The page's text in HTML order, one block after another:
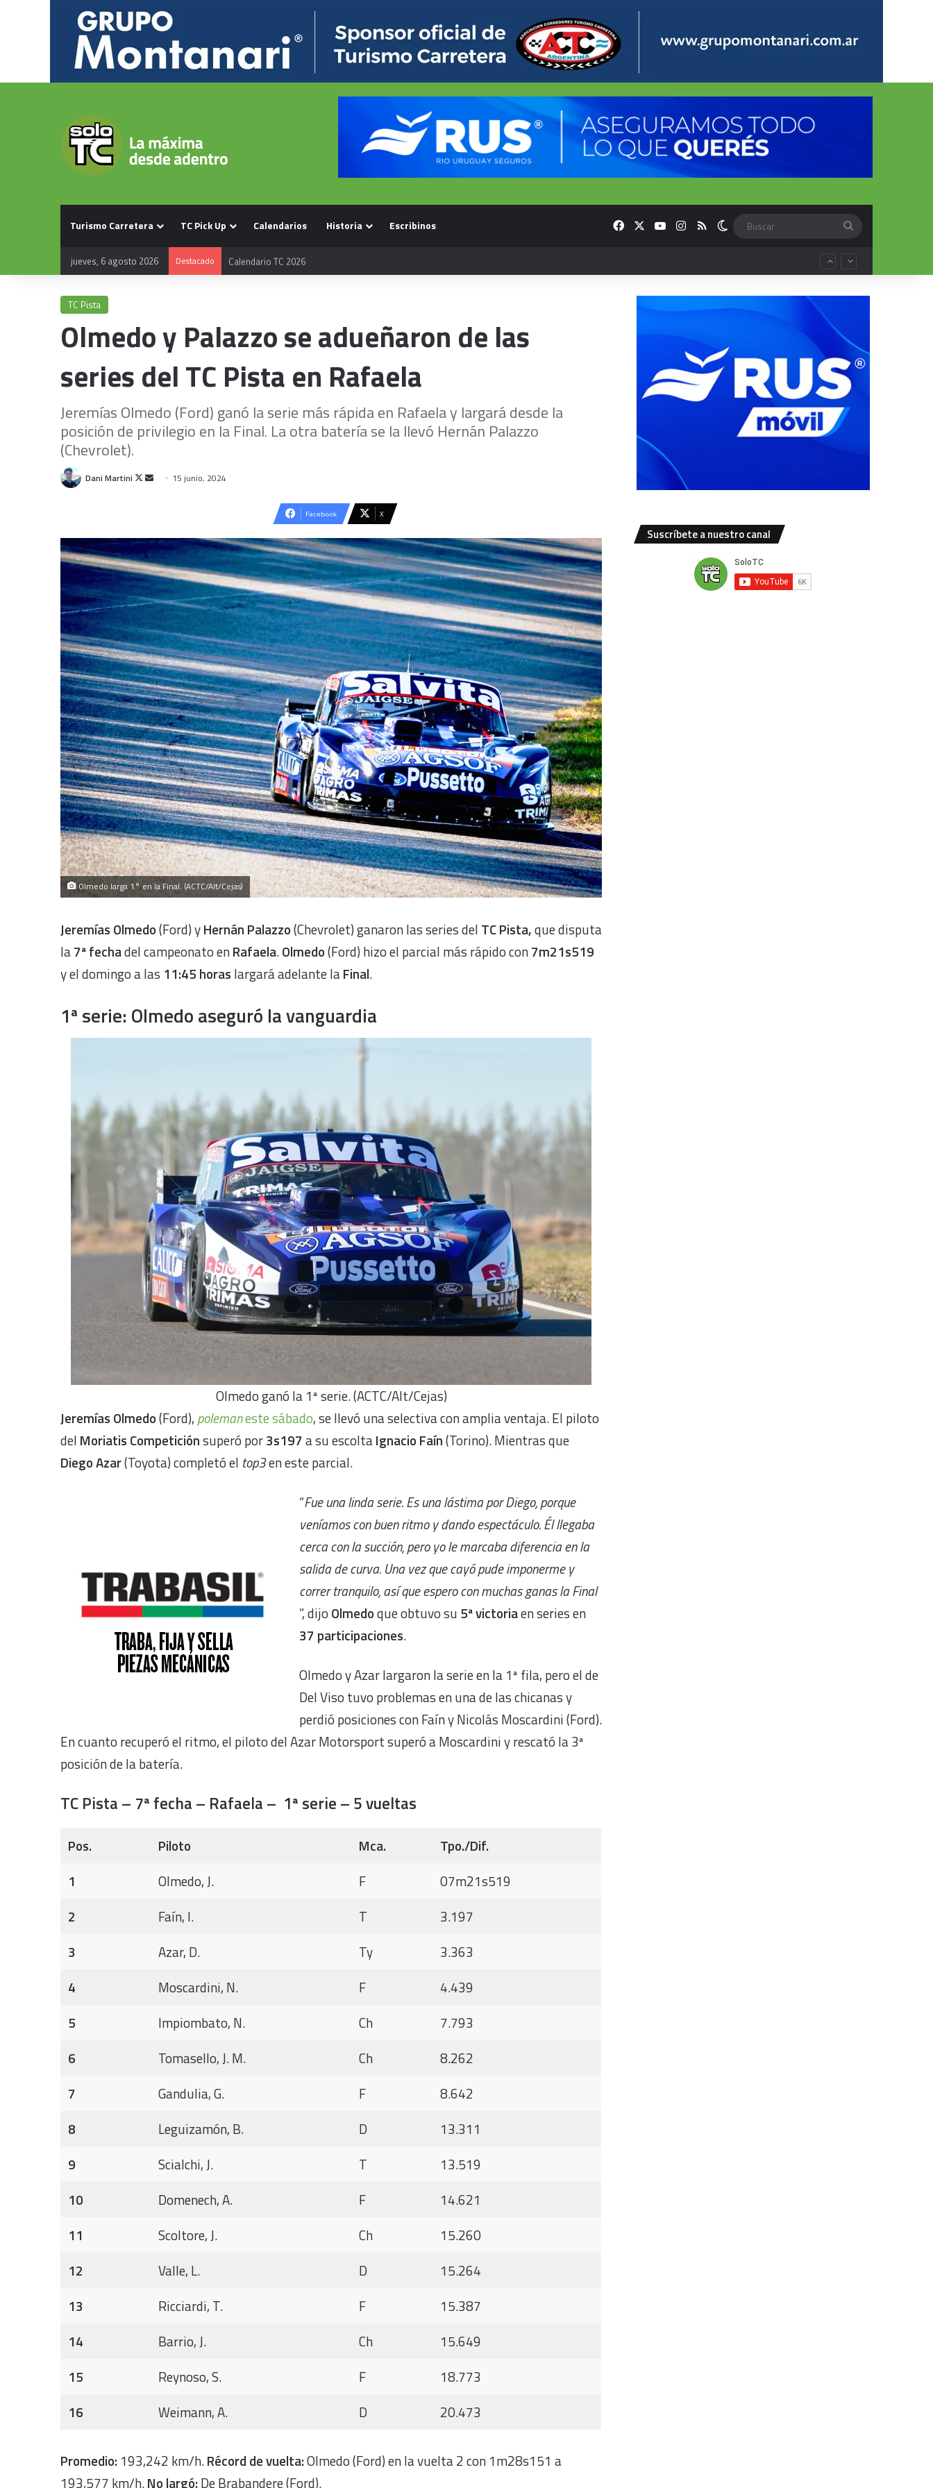
Turismo Carretera TC Pick Up Calendarios Historia Escribinos FacebookYouTubeInstagram
RSS Switch skin
jueves, 6 agosto 2026 Destacado Calendario TC 2026
TC Pista
Olmedo y Palazzo se adueñaron de las
series del TC Pista en Rafaela
Jeremías Olmedo (Ford) ganó la serie más rápida en Rafaela y largará desde la
posición de privilegio en la Final. La otra batería se la llevó Hernán Palazzo
(Chevrolet).
Dani Martini
Follow
Send 15 junio, 2024
Facebook X
Olmedo larga 1° en la Final. (ACTC/Alt/Cejas)
Jeremías Olmedo(Ford) yHernán Palazzo(Chevrolet) ganaron las series del TC Pista,que disputa
la7ª fechadel campeonato enRafaela.Olmedo(Ford) hizo el parcial más rápido con7m21s519
y el domingo a las 11:45 horas largará adelante laFinal.
1ª serie: Olmedo aseguró la vanguardia
Olmedo ganó la 1ª serie. (ACTC/Alt/Cejas)
Jeremías Olmedo(Ford), polemaneste sábado, se llevó una selectiva con amplia ventaja. El piloto
del Moriatis Competiciónsuperó por3s197 a su escoltaIgnacio Faín(Torino). Mientras que
Diego Azar(Toyota) completó el top3en este parcial.
“Fue una linda serie. Es una lástima por Diego, porque
veníamos con buen ritmo y dando espectáculo. Él llegaba
cerca con la succión, pero yo le marcaba diferencia en la
salida de curva. Una vez que cayó pude imponerme y
correr tranquilo, así que espero con muchas ganas la Final
”, dijo Olmedoque obtuvo su 5ª victoriaen series en
37 participaciones.
Olmedo y Azar largaron la serie en la 1ª fila, pero el de
Del Viso tuvo problemas en una de las chicanas y
perdió posiciones con Faín y Nicolás Moscardini (Ford).
En cuanto recuperó el ritmo, el piloto del Azar Motorsport superó a Moscardini y rescató la 3ª
posición de la batería.
TC Pista – 7ª fecha – Rafaela – 1ª serie – 5 vueltas
Pos. Piloto Mca.
Tpo./Dif.
1
Olmedo, J. F
07m21s519
2
Faín, I. T
3.197
3
Azar, D. Ty
3.363
4
Moscardini, N. F
4.439
5
Impiombato, N. Ch
7.793
6
Tomasello, J. M. Ch
8.262
7
Gandulia, G. F
8.642
8
Leguizamón, B. D
13.311
9
Scialchi, J. T
13.519
10
Domenech, A. F
14.621
11
Scoltore, J. Ch
15.260
12
Valle, L. D
15.264
13
Ricciardi, T. F
15.387
14
Barrio, J. Ch
15.649
15
Reynoso, S. F
18.773
16
Weimann, A. D 20.473
Promedio: 193,242 km/h.Récord de vuelta:Olmedo (Ford) en la vuelta 2 con 1m28s151 a
193,577 km/h.No largó: De Brabandere (Ford).
Suscríbete a nuestro canal